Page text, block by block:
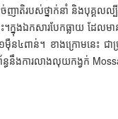
ច់ញាតិ​របស់​ថ្នាក់​នាំ​ និង​បុគ្គ
។ ​ក្នុង​ឯកសារ​​បែក​ធ្លាយ​ ដែ
ម៉ឺន​​៤​ពាន់​។ ​ខាង​​ក្រោម​នេះ​ ជ
ង​​ការ​លាង​លុយ​កង្វក់​​